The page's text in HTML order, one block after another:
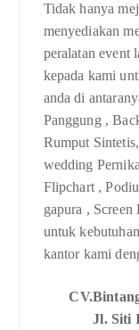
Tidak hanya
menyediakan
peralatan event
kepada kami
anda di
Panggung ,
Rumput
wedding
Flipchart ,
gapura ,
untuk
kantor kami
Jl. Siti